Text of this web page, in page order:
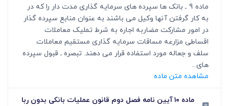
ماده 9 ـ بانک ها سپرده های سرمایه گذاری مدت دار را که در
به کار گرفتن آنها وکیل می باشند به عنوان منابع سپرده گذار
در امور مشارکت مضاربه اجاره به شرط تملیک معاملات
اقساطی مزارعه مساقات سرمایه گذاری مستقیم معاملات
سلف و جعاله مورد استفاده قرار می دهند. تبصره ـ قبول سپرده
های...
مشاهده متن ماده
ماده ۱۰ آیین نامه فصل دوم قانون عملیات بانکی بدون ربا